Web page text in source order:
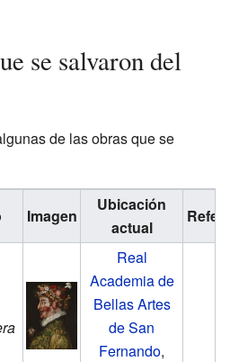
se salvaron del
de las obras que se
Imagen
Ubicación
actual
Real
Academia de
Bellas Artes
de San
Fernando,